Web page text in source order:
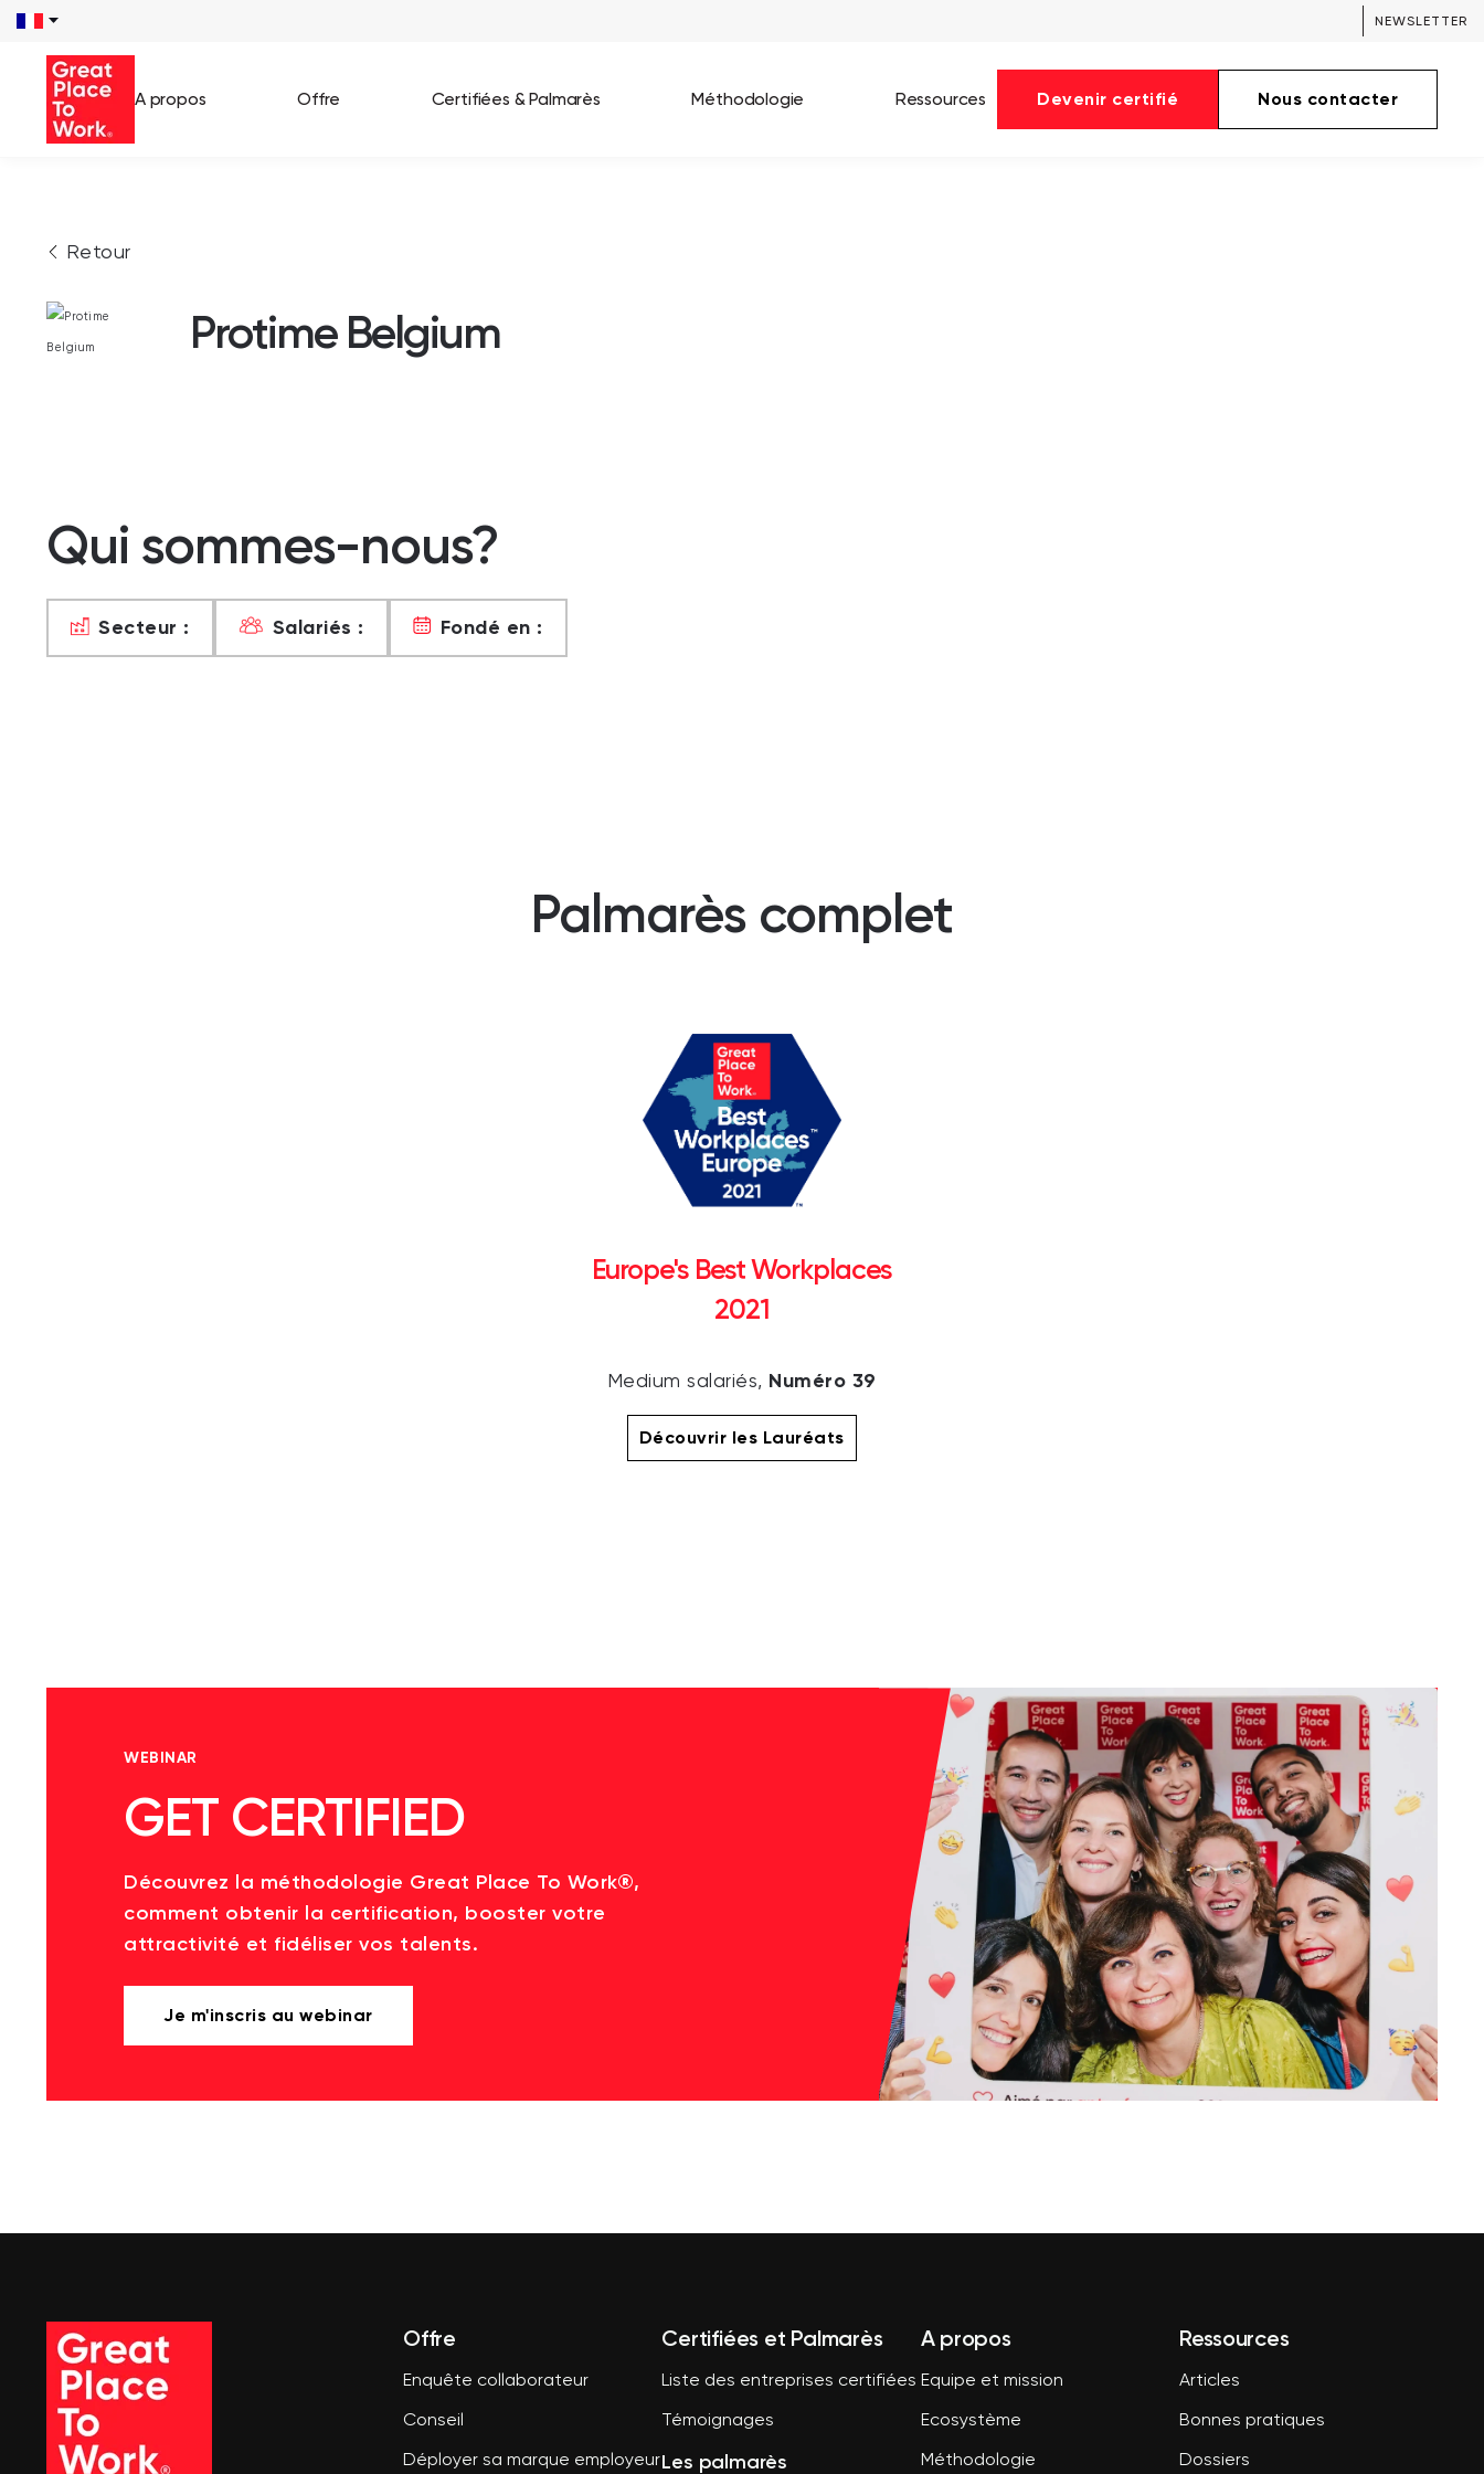
NEWSLETTER
A propos Offre Certifiées & Palmarès Méthodologie Ressources Devenir certifié Nous contacter
Retour
Protime Belgium
Qui sommes-nous?
Secteur : Salariés : Fondé en :
Palmarès complet
Europe's Best Workplaces
2021
Medium salariés, Numéro 39
Découvrir les Lauréats
WEBINAR
GET CERTIFIED
Découvrez la méthodologie Great Place To Work®,
comment obtenir la certification, booster votre
attractivité et fidéliser vos talents.
Je m'inscris au webinar
Offre
Enquête collaborateur
Conseil
Déployer sa marque employeur
Certifiées et Palmarès
Liste des entreprises certifiées
Témoignages
Les palmarès
A propos
Equipe et mission
Ecosystème
Méthodologie
Ressources
Articles
Bonnes pratiques
Dossiers